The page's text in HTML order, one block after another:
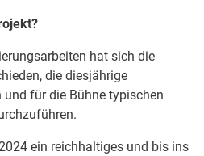
hat sich die
die diesjährige
für die Bühne typischen
ein reichhaltiges und bis ins